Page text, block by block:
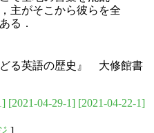
主がそこから彼らを全
る．
る英語の歴史』 大修館書
[2021-04-29-1] [2021-04-22-1]